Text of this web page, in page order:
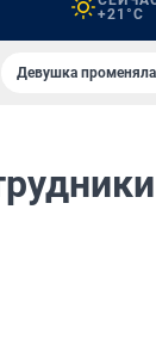
+21°C
Девушка